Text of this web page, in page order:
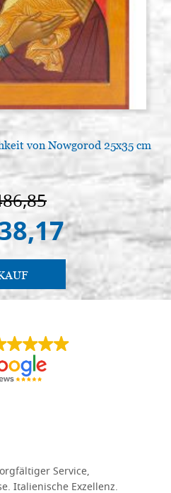
von Nowgorod 25x35 cm
Service,
Italienische Exzellenz.